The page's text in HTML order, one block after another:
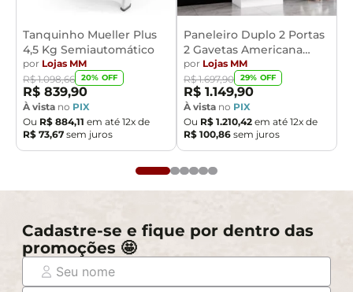
Tanquinho Mueller Plus
4,5 Kg Semiautomático
por Lojas MM
R$ 1.098,66 20% OFF
R$ 839,90
À vista no PIX
Ou R$ 884,11 em até 12x de
R$ 73,67 sem juros
Paneleiro Duplo 2 Portas
2 Gavetas Americana
Henn
por Lojas MM
R$ 1.697,90 29% OFF
R$ 1.149,90
À vista no PIX
Ou R$ 1.210,42 em até 12x de
R$ 100,86 sem juros
Cadastre-se e fique por dentro das
promoções 🤩